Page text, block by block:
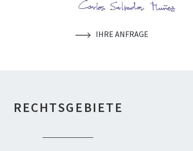
IHRE ANFRAGE
RECHTSGEBIETE